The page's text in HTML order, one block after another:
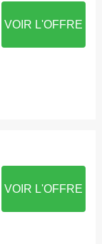
VOIR L'OFFRE
VOIR L'OFFRE